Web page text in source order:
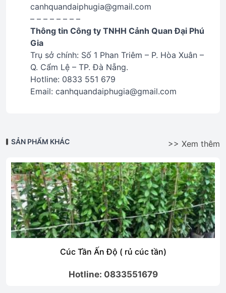
canhquandaiphugia@gmail.com
– – – – – – – –
Thông tin Công ty TNHH Cảnh Quan Đại Phú
Gia
Trụ sở chính: Số 1 Phan Triêm – P. Hòa Xuân –
Q. Cẩm Lệ – TP. Đà Nẵng.
Hotline: 0833 551 679
Email: canhquandaiphugia@gmail.com
SẢN PHẨM KHÁC >> Xem thêm
Cúc Tần Ấn Độ ( rủ cúc tần)
Hotline: 0833551679